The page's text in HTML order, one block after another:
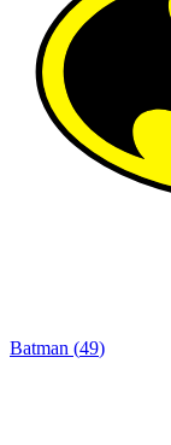
Batman (49)